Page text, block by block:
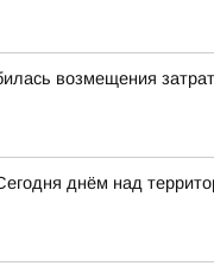
возмещения
днём над